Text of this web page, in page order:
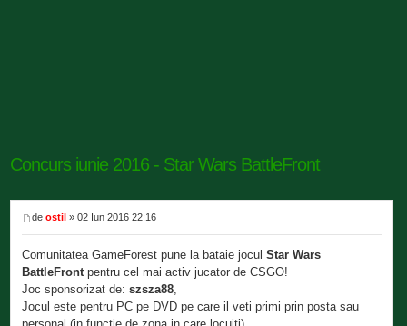
Concurs iunie 2016 - Star Wars BattleFront
deostil » 02 Iun 2016 22:16
Comunitatea GameForest pune la bataie jocul Star Wars
BattleFront pentru cel mai activ jucator de CSGO!
Joc sponsorizat de:szsza88
Jocul este pentru PC pe DVD pe care il veti primi prin posta sau